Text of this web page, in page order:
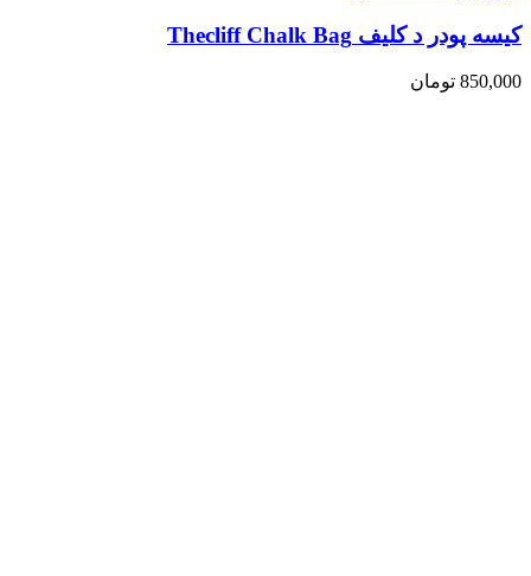
کیسه پودر د کلیف Thecliff Chalk Bag
850,000 تومان